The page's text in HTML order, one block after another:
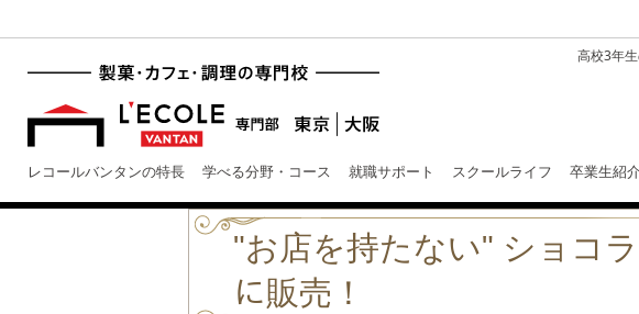
高校3年
レコールバンタンの特長 学べる分野・コース 就職サポート スクールライフ 卒業生紹
"お店を持たない" ショコ
に販売！